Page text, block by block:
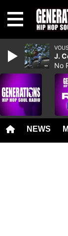
NEWS
J.
No